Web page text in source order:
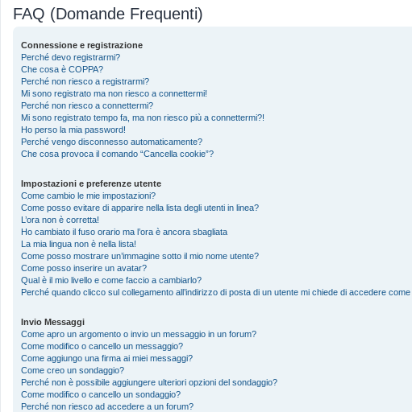
FAQ (Domande Frequenti)
Connessione e registrazione
Perché devo registrarmi?
Che cosa è COPPA?
Perché non riesco a registrarmi?
Mi sono registrato ma non riesco a connettermi!
Perché non riesco a connettermi?
Mi sono registrato tempo fa, ma non riesco più a connettermi?!
Ho perso la mia password!
Perché vengo disconnesso automaticamente?
Che cosa provoca il comando “Cancella cookie”?
Impostazioni e preferenze utente
Come cambio le mie impostazioni?
Come posso evitare di apparire nella lista degli utenti in linea?
L’ora non è corretta!
Ho cambiato il fuso orario ma l’ora è ancora sbagliata
La mia lingua non è nella lista!
Come posso mostrare un’immagine sotto il mio nome utente?
Come posso inserire un avatar?
Qual è il mio livello e come faccio a cambiarlo?
Perché quando clicco sul collegamento all’indirizzo di posta di un utente mi chiede di accedere
Invio Messaggi
Come apro un argomento o invio un messaggio in un forum?
Come modifico o cancello un messaggio?
Come aggiungo una firma ai miei messaggi?
Come creo un sondaggio?
Perché non è possibile aggiungere ulteriori opzioni del sondaggio?
Come modifico o cancello un sondaggio?
Perché non riesco ad accedere a un forum?